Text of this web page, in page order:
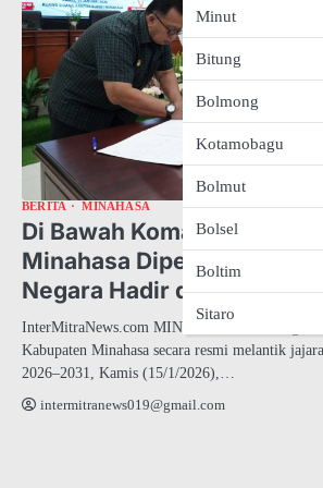
Minut
Bitung
Bolmong
Kotamobagu
Bolmut
Bolsel
Boltim
Sitaro
BERITA MINAHASA
Di Bawah Komando Bupati
Minahasa Dipertegas
Negara Hadir di Tengah
InterMitraNews.com MINAHASA — Palang
Kabupaten Minahasa secara resmi melantik
2026–2031, Kamis (15/1/2026),…
intermitranews019@gmail.com